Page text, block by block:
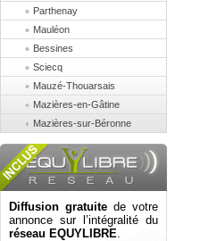
Parthenay
Mauléon
Bessines
Sciecq
Mauzé-Thouarsais
Mazières-en-Gâtine
Mazières-sur-Béronne
Diffusion gratuite de votre
annonce sur l’intégralité du
réseau EQUYLIBRE.